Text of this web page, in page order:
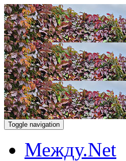
Toggle navigation
Между.Net